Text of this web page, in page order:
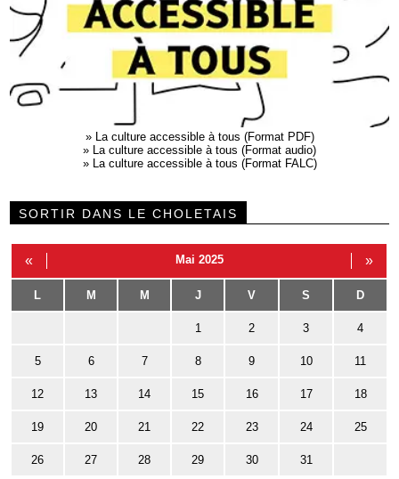
» La culture accessible à tous (Format PDF)
» La culture accessible à tous (Format audio)
» La culture accessible à tous (Format FALC)
SORTIR DANS LE CHOLETAIS
« Mai 2025 »
L M M J V S D
1 2 3 4
5 6 7 8 9 10 11
12 13 14 15 16 17 18
19 20 21 22 23 24 25
26 27 28 29 30 31